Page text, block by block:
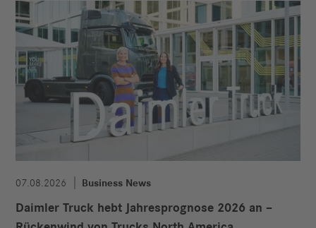
07.08.2026 Business News
Daimler Truck hebt Jahresprognose 2026 an –